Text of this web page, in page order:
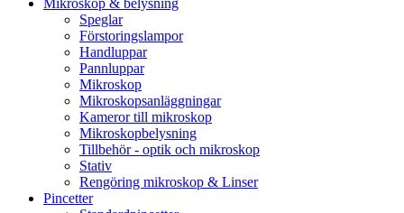
Speglar
Förstoringslampor
Handluppar
Pannluppar
Mikroskop
Mikroskopsanläggningar
Kameror till mikroskop
Mikroskopbelysning
Tillbehör - optik och mikroskop
Stativ
Rengöring mikroskop & Linser
Pincetter